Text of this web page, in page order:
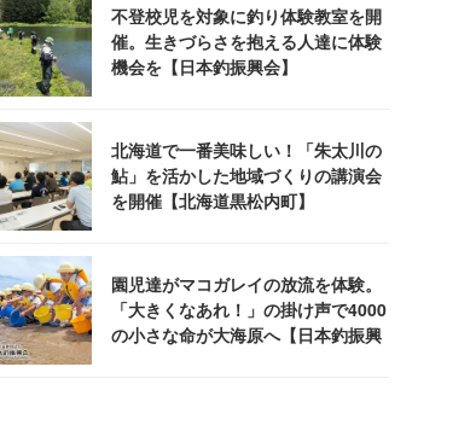
不登校児を対象に釣り体験教室を開
催。生きづらさを抱える人達に体験
機会を【日本釣振興会】
北海道で一番美味しい！「朱太川の
鮎」を活かした地域づくりの講演会
を開催【北海道黒松内町】
園児達がマコガレイの放流を体験。
「大きくなあれ！」の掛け声で4000
の小さな命が大海原へ【日本釣振興